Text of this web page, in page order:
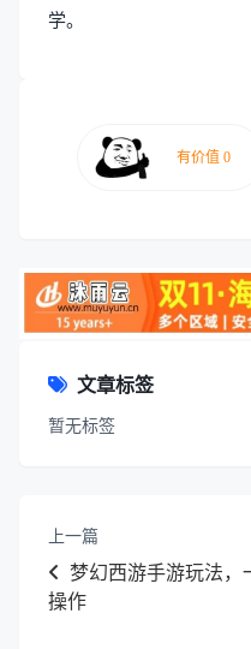
学。
文章标签
暂无标签
上一篇
梦幻西游手游玩法
操作